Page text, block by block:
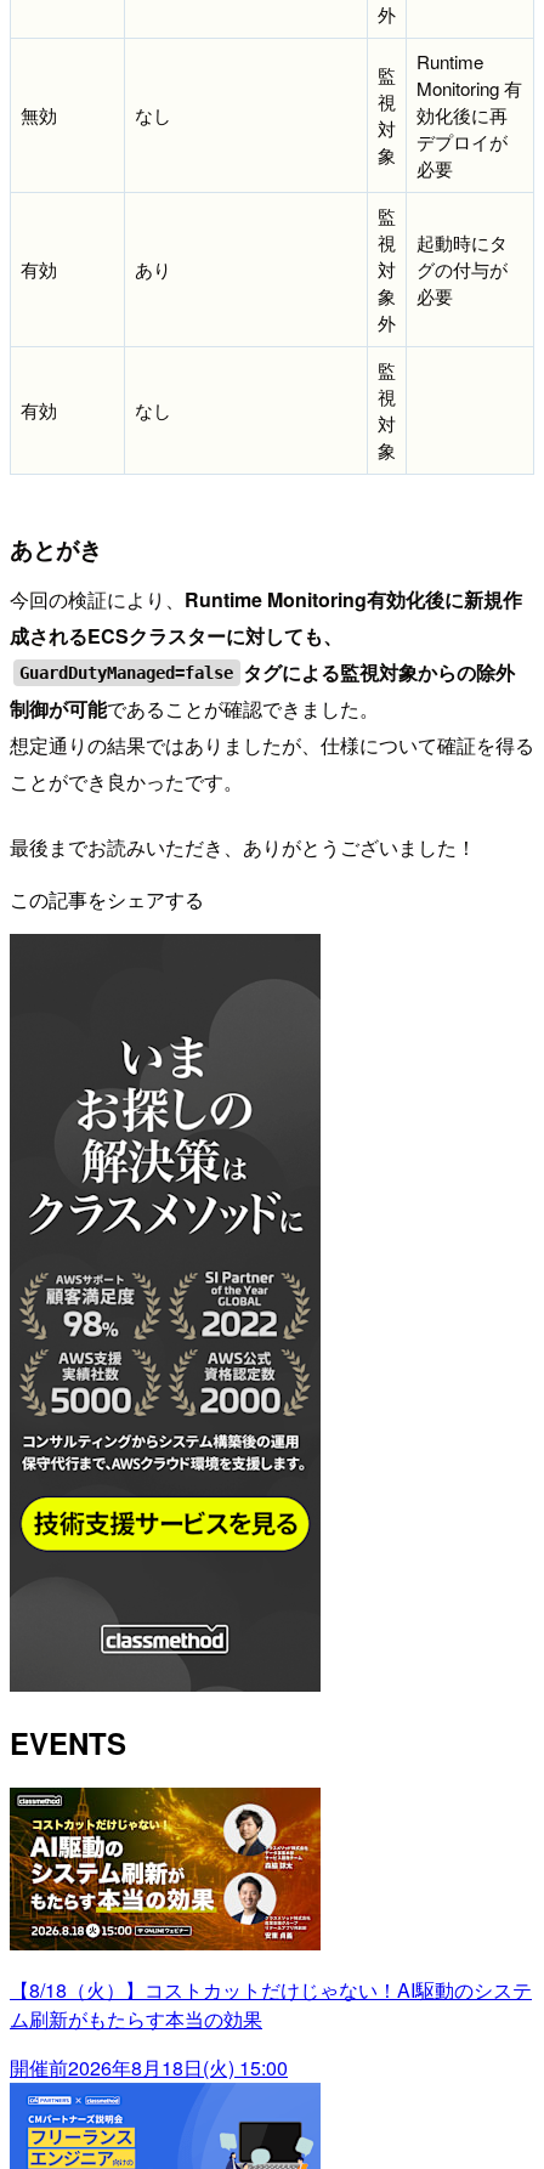
外
無効 なし
監
視
対
象
Runtime
Monitoring 有
効化後に再
デプロイが
必要
有効 あり
監
視
対
象
外
起動時にタ
グの付与が
必要
有効 なし
監
視
対
象
あとがき
今回の検証により、 Runtime Monitoring有効化後に新規作
成されるECSクラスターに対しても、
GuardDutyManaged=false タグによる監視対象からの除外
制御が可能であることが確認できました。
想定通りの結果ではありましたが、仕様について確証を得る
ことができ良かったです。
最後までお読みいただき、ありがとうございました！
この記事をシェアする
EVENTS
【8/18（火）】コストカットだけじゃない！AI駆動のシステ
ム刷新がもたらす本当の効果
開催前2026年8月18日(火) 15:00